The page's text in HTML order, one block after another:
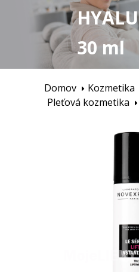
30 ml
Domov
Kozmetika
Pleťová kozmetika